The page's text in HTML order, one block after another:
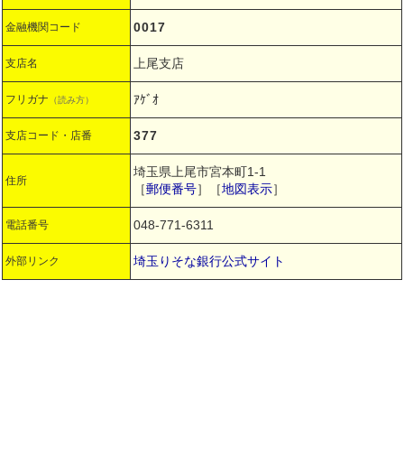
金融機関コード 0017
支店名 上尾支店
フリガナ （読み方） ｱｹﾞｵ
支店コード・店番 377
住所
埼玉県上尾市宮本町1-1
［郵便番号］［地図表示］
電話番号 048-771-6311
外部リンク 埼玉りそな銀行公式サイト